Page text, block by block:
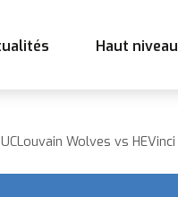
Haut niveau
Wolves vs HEVinci